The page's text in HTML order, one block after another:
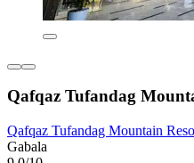
Qafqaz Tufandag
Qafqaz Tufandag Mountain
Gabala